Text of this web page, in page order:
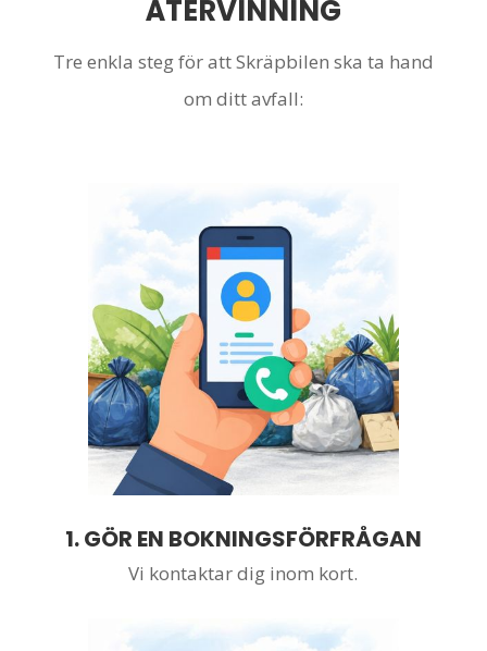
ÅTERVINNING
Tre enkla steg för att Skräpbilen ska ta hand
om ditt avfall:
1.GÖR EN BOKNINGSFÖRFRÅGAN
Vi kontaktar dig inom kort.